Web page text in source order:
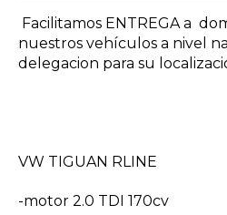
Facilitamos ENTREGA a
nuestros vehículos a nivel
delegacion para su
VW TIGUAN RLINE
-motor 2.0 TDI 170cv